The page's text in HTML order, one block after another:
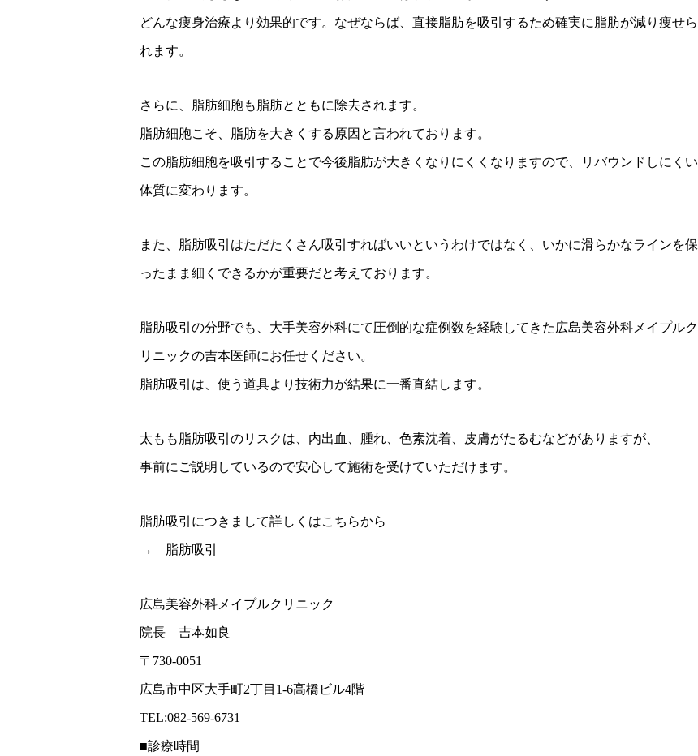
どんな痩身治療より効果的です。なぜならば、直接脂肪を吸引するため確実に脂肪が減り痩せら
れます。
さらに、脂肪細胞も脂肪とともに除去されます。
脂肪細胞こそ、脂肪を大きくする原因と言われております。
この脂肪細胞を吸引することで今後脂肪が大きくなりにくくなりますので、リバウンドしにくい
体質に変わります。
また、脂肪吸引はただたくさん吸引すればいいというわけではなく、いかに滑らかなラインを保
ったまま細くできるかが重要だと考えております。
脂肪吸引の分野でも、大手美容外科にて圧倒的な症例数を経験してきた広島美容外科メイプルク
リニックの吉本医師にお任せください。
脂肪吸引は、使う道具より技術力が結果に一番直結します。
太もも脂肪吸引のリスクは、内出血、腫れ、色素沈着、皮膚がたるむなどがありますが、
事前にご説明しているので安心して施術を受けていただけます。
脂肪吸引につきまして詳しくはこちらから
→ 脂肪吸引
広島美容外科メイプルクリニック
院長 吉本如良
〒730-0051
広島市中区大手町2丁目1-6高橋ビル4階
TEL:082-569-6731
■診療時間